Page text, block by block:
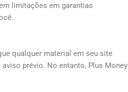
limitações em garantias
qualquer material em seu site
prévio. No entanto, Plus Money